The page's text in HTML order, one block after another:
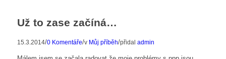
Už to zase začíná…
15.3.2014/0 Komentáře/v Můj příběh/přidal admin